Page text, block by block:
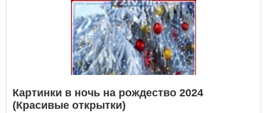
Картинки в ночь на рождество 2024
(Красивые открытки)